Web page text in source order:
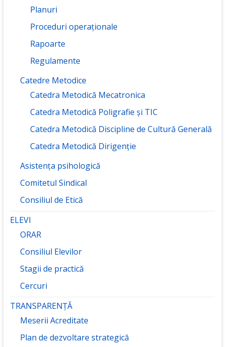
Planuri
Proceduri operaționale
Rapoarte
Regulamente
Catedre Metodice
Catedra Metodică Mecatronica
Catedra Metodică Poligrafie și TIC
Catedra Metodică Discipline de Cultură Generală
Catedra Metodică Dirigenție
Asistența psihologică
Comitetul Sindical
Consiliul de Etică
ELEVI
ORAR
Consiliul Elevilor
Stagii de practică
Cercuri
TRANSPARENȚĂ
Meserii Acreditate
Plan de dezvoltare strategică